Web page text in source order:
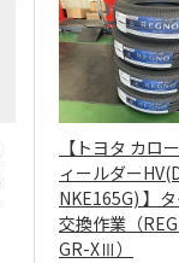
【トヨタ カロ
ィールダー
NKE165G) 】
交換作業（
GR-XⅢ）